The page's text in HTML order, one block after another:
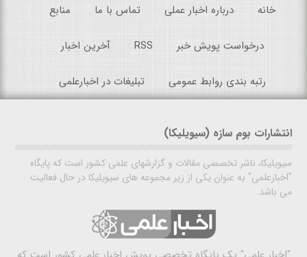
خانه درباره اخبار عملی تماس با ما منابع
درخواست پویش خبر RSS آخرین اخبار
رتبه بندی روابط عمومی تبلیغات در اخبارعلمی
انتشارات بوم سازه (سیویلیکا)
سیویلیکا، ناشر تخصصی مقالات و گزارشهای علمی کشور است که پایگاه
"اخبارعلمی" به عنوان یکی از زیر مجموعه های سیویلیکا در حال فعالیت
می باشد.